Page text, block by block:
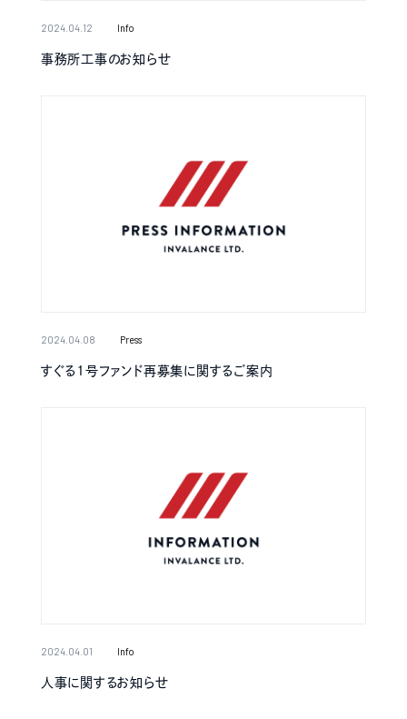
2024.04.12 Info
事務所工事のお知らせ
2024.04.08 Press
すぐる1号ファンド再募集に関するご案内
2024.04.01 Info
人事に関するお知らせ